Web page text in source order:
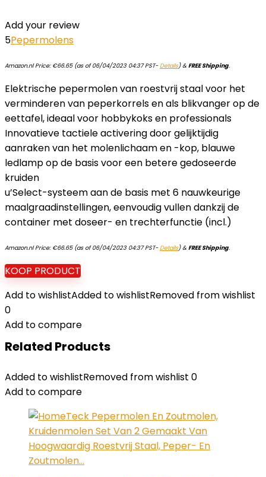
Add your review
5Pepermolens
Amazon.nl Price: €66.65(as of 06/04/2023 04:37 PST-Details)&FREE Shipping.
Elektrische pepermolen van roestvrij staal voor het
verminderen van peperkorrels en als blikvanger op de
eettafel, ideaal voor hobbykoks en professionals
Innovatieve tactiele activering door gelijktijdig
aanraken van het molenlichaam en -kop, blauwe
ledlamp op de basis voor een betere gedoseerde
kruiden
u’Select-systeem aan de basis met 6 nauwkeurige
maalgraadinstellingen, eenvoudig vullen dankzij de
container met doseer- en trechterfunctie (incl.)
Amazon.nl Price: €66.65(as of 06/04/2023 04:37 PST-Details)&FREE Shipping.
KOOP PRODUCT
Add to wishlistAdded to wishlistRemoved from wishlist
0
Add to compare
Related Products
Added to wishlistRemoved from wishlist 0
Add to compare